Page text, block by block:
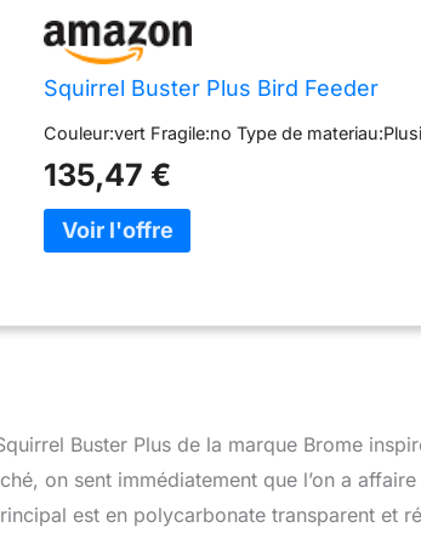
Squirrel Buster Plus Bird Feeder
Couleur:vert Fragile:no Type de
135,47 €
Buster Plus de la marque Brome
on sent immédiatement que l’on a
est en polycarbonate transparent et